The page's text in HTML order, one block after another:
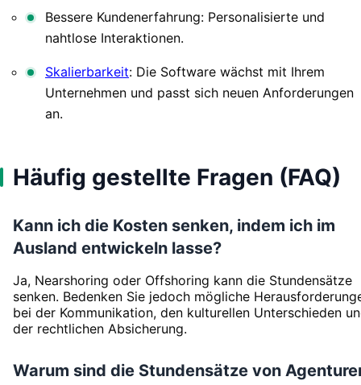
Bessere Kundenerfahrung: Personalisierte und
nahtlose Interaktionen.
Skalierbarkeit: Die Software wächst mit Ihrem
Unternehmen und passt sich neuen Anforderungen
an.
Häufig gestellte Fragen (FAQ)
Kann ich die Kosten senken, indem ich im
Ausland entwickeln lasse?
Ja, Nearshoring oder Offshoring kann die Stundensätze
senken. Bedenken Sie jedoch mögliche
bei der Kommunikation, den kulturellen Unterschieden
der rechtlichen Absicherung.
Warum sind die Stundensätze von